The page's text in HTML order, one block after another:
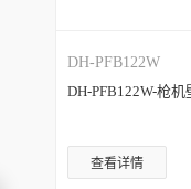
DH-PFB122W
DH-PFB122W-枪
查看详情